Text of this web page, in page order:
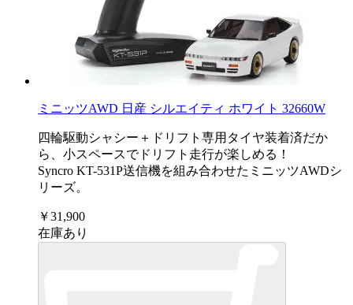
ミニッツAWD 日産 シルエイティ ホワイト 32660W
四輪駆動シャシー＋ドリフト専用タイヤ装着済だか
ら、小スペースでドリフト走行が楽しめる！
Syncro KT-531P送信機を組み合わせたミニッツAWDシ
リーズ。
￥31,900
在庫あり